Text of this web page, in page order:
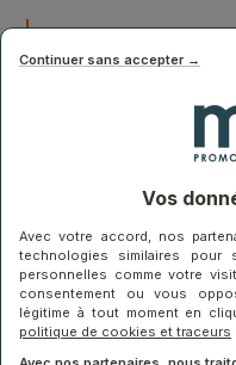
B208 T1 bis
Continuer sans accepter →
Vos
Avec votre accord, nos
technologies similaires pour
personnelles comme votre
consentement ou vous
légitime à tout moment en
politique de cookies et traceurs